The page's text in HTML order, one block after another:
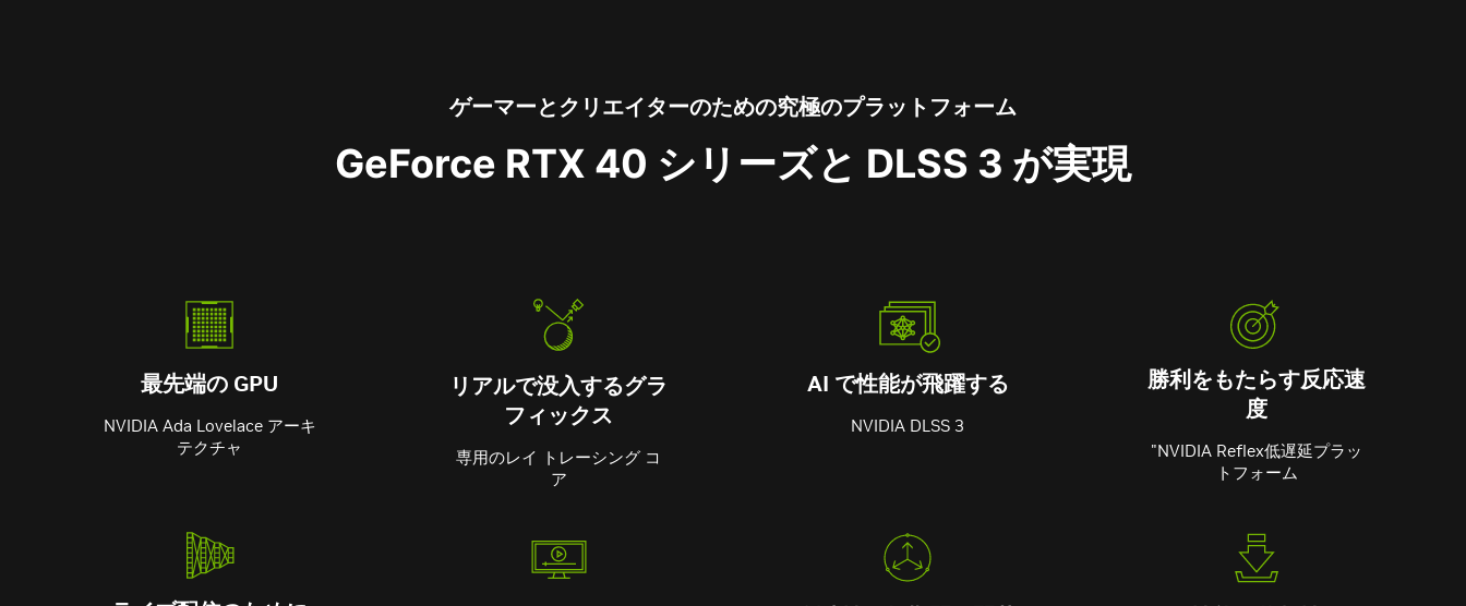
ゲーマーとクリエイターのための究極のプラットフォーム
GeForce RTX 40 シリーズと DLSS 3 が実現
最先端の GPU
NVIDIA Ada Lovelace アーキ
テクチャ
リアルで没入するグラ
フィックス
専用のレイ トレーシング コ
ア
AI で性能が飛躍する
NVIDIA DLSS 3
勝利をもたらす反応速
度
"NVIDIA Reflex低遅延プラッ
トフォーム